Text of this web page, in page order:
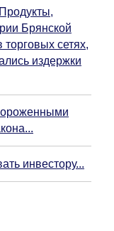
Брянской
сетях,
издержки
инвестору...